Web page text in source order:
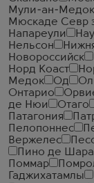
Мули-ан-Медок
Мюскаде Севр
Напареули
Нельсон
Новороссийск
Норд Коаст
Медок
Од
Онтарио
де Нюи
Отаго
Патагония
Пелопоннес
Вержелес
Пино де
Поммар
Гаджихатамлы